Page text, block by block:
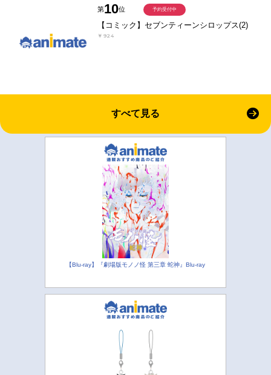
第10位
【コミック】セブンティーンシロップス(2)
￥924
予約受付中
すべて見る
【Blu-ray】『劇場版モノノ怪 第三章 蛇神』Blu-ray